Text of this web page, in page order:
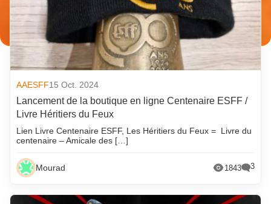
AAESFF15 Oct. 2024
Lancement de la boutique en ligne Centenaire ESFF /
Livre Héritiers du Feux
Lien Livre Centenaire ESFF, Les Héritiers du Feux = Livre du
centenaire – Amicale des […]
Mourad 1843 3